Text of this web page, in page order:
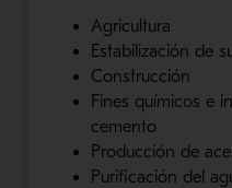
Agricultura
Estabilización de
Construcción
Fines químicos e
cemento
Producción de
Purificación del